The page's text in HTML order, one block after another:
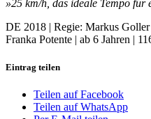
»25 km/h, das ideale Tempo für
DE 2018 | Regie: Markus
Franka Potente | ab 6 Jahren |
Eintrag teilen
Teilen auf Facebook
Teilen auf WhatsApp